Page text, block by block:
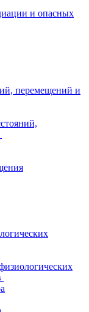
и опасных
перемещений и